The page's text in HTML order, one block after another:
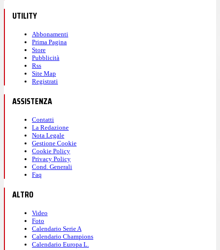
UTILITY
Abbonamenti
Prima Pagina
Store
Pubblicità
Rss
Site Map
Registrati
ASSISTENZA
Contatti
La Redazione
Nota Legale
Gestione Cookie
Cookie Policy
Privacy Policy
Cond. Generali
Faq
ALTRO
Video
Foto
Calendario Serie A
Calendario Champions
Calendario Europa L.